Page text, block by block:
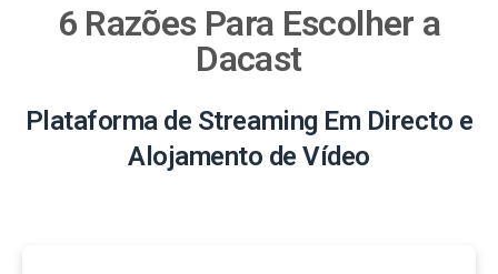
6 Razões Para Escolher a
Dacast
Plataforma de Streaming Em Directo e
Alojamento de Vídeo